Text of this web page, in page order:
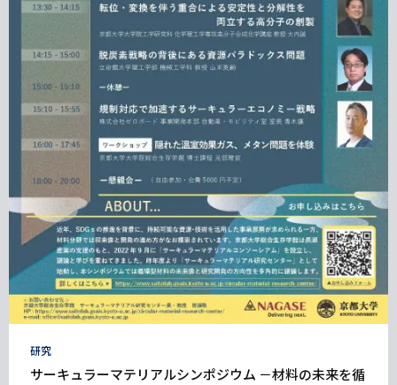
タ
グ
研究
サーキュラーマテリアルシンポジウム －材料の未来を循